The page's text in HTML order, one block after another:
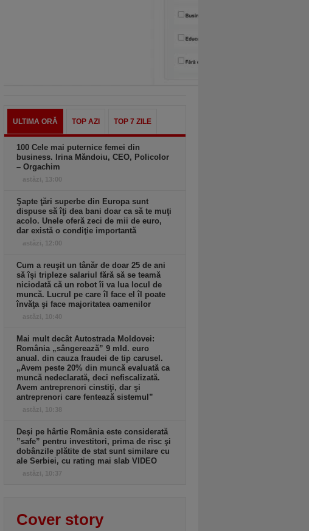
ULTIMA ORĂ TOP AZI TOP 7 ZILE
100 Cele mai puternice femei din
business. Irina Măndoiu, CEO, Policolor
– Orgachim
astăzi, 13:00
Şapte ţări superbe din Europa sunt
dispuse să îţi dea bani doar ca să te muţi
acolo. Unele oferă zeci de mii de euro,
dar există o condiţie importantă
astăzi, 12:00
Cum a reuşit un tânăr de doar 25 de ani
să îşi tripleze salariul fără să se teamă
niciodată că un robot îi va lua locul de
muncă. Lucrul pe care îl face el îl poate
învăţa şi face majoritatea oamenilor
astăzi, 10:40
Mai mult decât Autostrada Moldovei:
România „sângerează” 9 mld. euro
anual. din cauza fraudei de tip carusel.
„Avem peste 20% din muncă evaluată ca
muncă nedeclarată, deci nefiscalizată.
Avem antreprenori cinstiţi, dar şi
antreprenori care fentează sistemul”
astăzi, 10:38
Deşi pe hârtie România este considerată
”safe” pentru investitori, prima de risc şi
dobânzile plătite de stat sunt similare cu
ale Serbiei, cu rating mai slab VIDEO
astăzi, 10:37
Cover story